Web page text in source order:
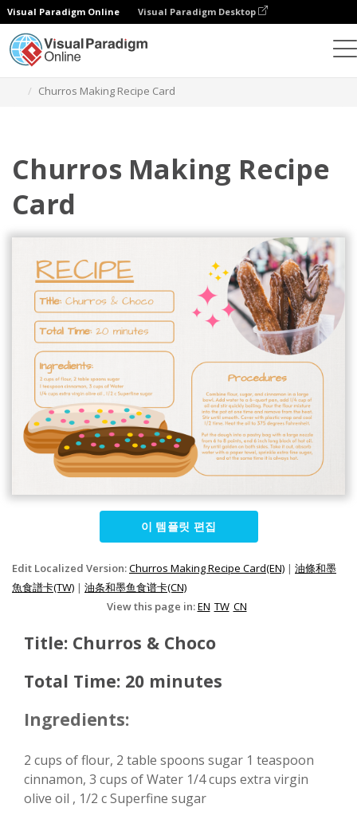
Visual Paradigm Online Visual Paradigm Desktop
Churros Making Recipe Card
Churros Making Recipe
Card
이 템플릿 편집
Edit Localized Version:Churros Making Recipe Card(EN) | 油條和墨
魚食譜卡(TW) | 油条和墨鱼食谱卡(CN)
View this page in:EN TW CN
Title: Churros & Choco
Total Time: 20 minutes
Ingredients:
2 cups of flour, 2 table spoons sugar 1 teaspoon
cinnamon, 3 cups of Water 1/4 cups extra virgin
olive oil , 1/2 c Superfine sugar